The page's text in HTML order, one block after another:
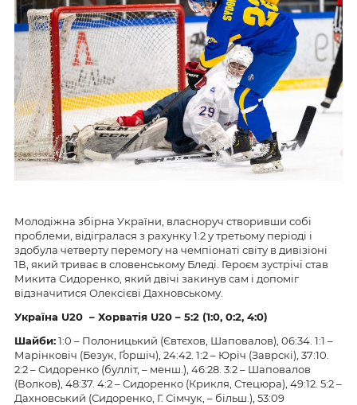
Молодіжна збірна України, власноруч створивши собі
проблеми, відігралася з рахунку 1:2 у третьому періоді і
здобула четверту перемогу на чемпіонаті світу в дивізіоні
1В, який триває в словенському Бледі. Героєм зустрічі став
Микита Сидоренко, який двічі закинув сам і допоміг
відзначитися Олексієві Дахновському.
Україна U20 – Хорватія U20 – 5:2 (1:0, 0:2, 4:0)
Шайби:1:0 – Полоницький (Євтєхов, Шаповалов), 06:34. 1:1 –
Марінковіч (Безук, Ґоршіч), 24:42. 1:2 – Юріч (Заврскі), 37:10.
2:2 – Сидоренко (булліт, – менш.), 46:28. 3:2 – Шаповалов
(Волков), 48:37. 4:2 – Сидоренко (Крикля, Стецюра), 49:12. 5:2 –
Дахновський (Сидоренко, Г. Сімчук, – більш.), 53:09